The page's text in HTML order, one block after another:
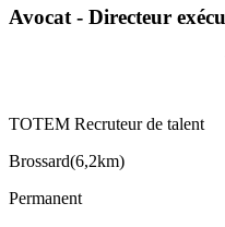
Avocat - Directeur
TOTEM Recruteur de talent
Brossard(6,2km)
Permanent